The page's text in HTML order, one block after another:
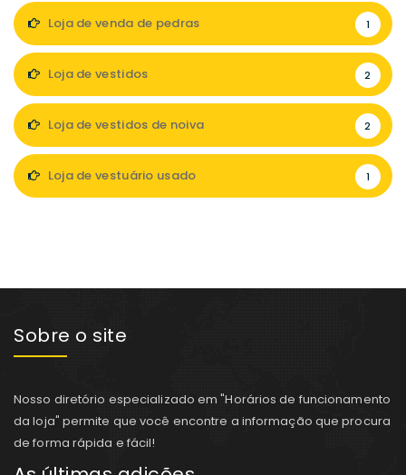
Loja de venda de pedras 1
Loja de vestidos 2
Loja de vestidos de noiva 2
Loja de vestuário usado 1
Sobre o site
Nosso diretório especializado em "Horários de funcionamento
da loja" permite que você encontre a informação que procura
de forma rápida e fácil!